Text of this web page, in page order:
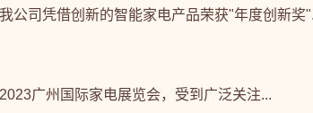
公司凭借创新的智能家电产品荣获"年度创新奖
广州国际家电展览会，受到广泛关注...